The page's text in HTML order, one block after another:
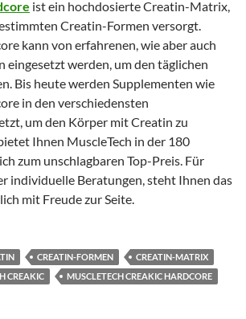
ist ein hochdosierte Creatin-Matrix,
Creatin-Formen versorgt.
kann von erfahrenen, wie aber auch
werden, um den täglichen
Bis heute werden Supplementen wie
in den verschiedensten
um den Körper mit Creatin zu
Ihnen MuscleTech in der 180
zum unschlagbaren Top-Preis. Für
individuelle Beratungen, steht Ihnen das
mit Freude zur Seite.
CREATIN-FORMEN
CREATIN-MATRIX
CREAKIC
MUSCLETECH CREAKIC HARDCORE